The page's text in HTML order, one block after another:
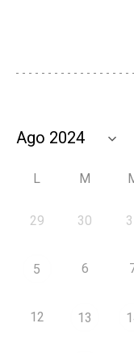
L M
29 30
5 6
12 13